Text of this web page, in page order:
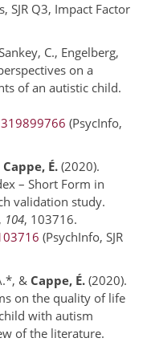
SJR Q3, Impact Factor
C., Engelberg,
on a
of an autistic child.
(PsycInfo,
Cappe, É. (2020).
– Short Form in
validation study.
, 104, 103716.
(PsychInfo, SJR
& Cappe, É. (2020).
on the quality of life
with autism
of the literature.